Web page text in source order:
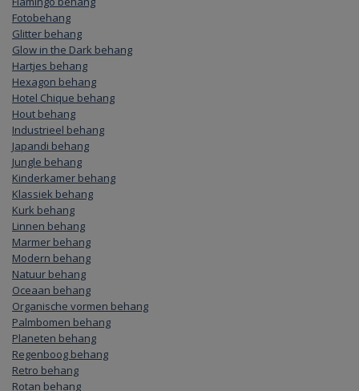
Fotobehang
Glitter behang
Glow in the Dark behang
Hartjes behang
Hexagon behang
Hotel Chique behang
Hout behang
Industrieel behang
Japandi behang
Jungle behang
Kinderkamer behang
Klassiek behang
Kurk behang
Linnen behang
Marmer behang
Modern behang
Natuur behang
Oceaan behang
Organische vormen behang
Palmbomen behang
Planeten behang
Regenboog behang
Retro behang
Rotan behang